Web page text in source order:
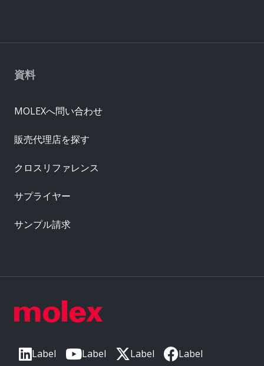
Label Label Label Label
資料
MOLEXへ問い合わせ
販売代理店を探す
クロスリファレンス
サプライヤー
サンプル請求